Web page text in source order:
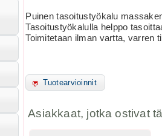
Puinen tasoitustyökalu
Tasoitustyökalulla helppo
Toimitetaan ilman vartta, varren
Tuotearvioinnit
Asiakkaat, jotka ostivat